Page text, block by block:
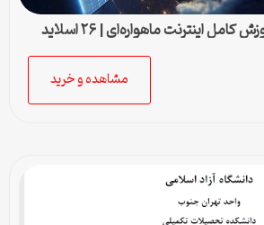
دانلود پاورپوینت آموزش کامل اینترنت ماهواره‌ای | ۲۶ اسلاید
مشاهده و خرید